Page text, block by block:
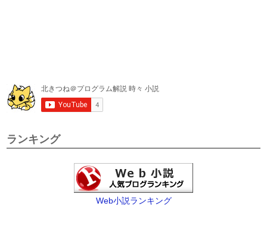
ランキング
Web小説ランキング